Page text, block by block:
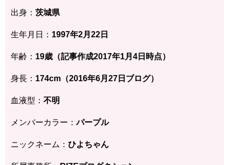
出身： 茨城県
生年月日： 1997年2月22日
年齢： 19歳（記事作成2017年1月4日時点）
身長： 174cm（2016年6月27日ブログ）
血液型： 不明
メンバーカラー：パープル
ニックネーム： ひよちゃん